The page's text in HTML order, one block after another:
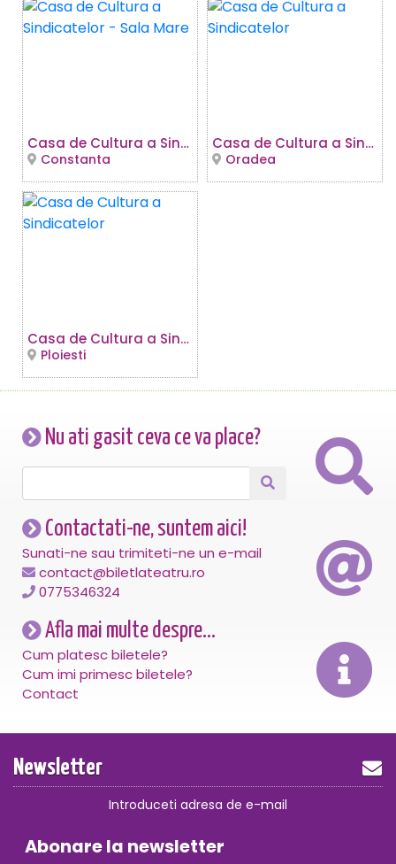
Casa de Cultura a Sindicatelor - Sala Mare
Constanta
Casa de Cultura a Sindicatelor
Oradea
Casa de Cultura a Sindicatelor
Ploiesti
Nu ati gasit ceva ce va place?
Contactati-ne, suntem aici!
Sunati-ne sau trimiteti-ne un e-mail
contact@biletlateatru.ro
0775346324
Afla mai multe despre...
Cum platesc biletele?
Cum imi primesc biletele?
Contact
Newsletter
Introduceti adresa de e-mail
Abonare la newsletter